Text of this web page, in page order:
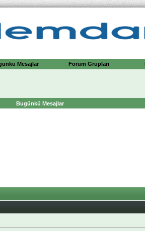
Mesajlar Forum Grupları
Bugünkü Mesajlar